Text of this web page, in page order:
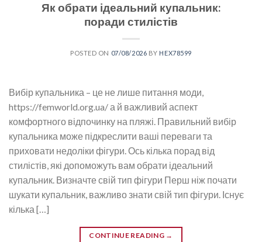
Як обрати ідеальний купальник:
поради стилістів
POSTED ON 07/08/2026 BY HEX78599
Вибір купальника – це не лише питання моди,
https://femworld.org.ua/ а й важливий аспект
комфортного відпочинку на пляжі. Правильний вибір
купальника може підкреслити ваші переваги та
приховати недоліки фігури. Ось кілька порад від
стилістів, які допоможуть вам обрати ідеальний
купальник. Визначте свій тип фігури Перш ніж почати
шукати купальник, важливо знати свій тип фігури. Існує
кілька […]
CONTINUE READING →